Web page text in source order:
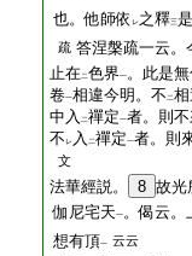
也。他師依 レ之釋三
疏 答涅槃疏一云。
止在二色界一。此是
卷一相違今明。不 二
中入 二禪定一者。則
不 レ 入 二禪定一者。則
文
法華經説。 8 故光
伽尼宅天一。偈云。
想有頂一 云云